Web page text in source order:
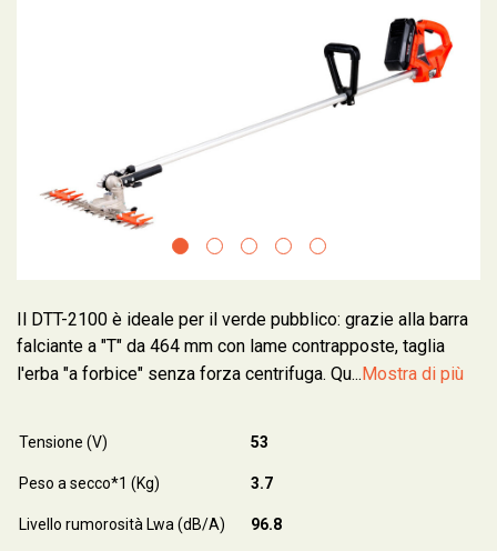
Il DTT-2100 è ideale per il verde pubblico: grazie alla barra
falciante a "T" da 464 mm con lame contrapposte, taglia
l'erba "a forbice" senza forza centrifuga. Qu... Mostra di più
Tensione (V) 53
Peso a secco*1 (Kg) 3.7
Livello rumorosità Lwa (dB/A) 96.8